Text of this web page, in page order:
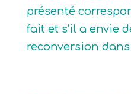
présenté
fait et s’il a envie
reconversion